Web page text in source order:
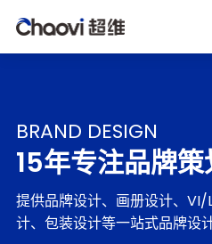
BRAND DESIGN
15年专注品牌
提供品牌设计、画册设计、
计、包装设计等一站式品牌设